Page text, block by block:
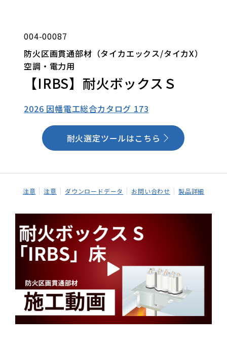
004-00087
防火区画貫通部材（タイカエックス/タイカX）
空調・電力用
【IRBS】耐火ボックスＳ
2026 因幡電工総合カタログ 173
耐火選定ツールはこちら
注意 注意 ダウンロードデータ お問い合わせ 製品詳細